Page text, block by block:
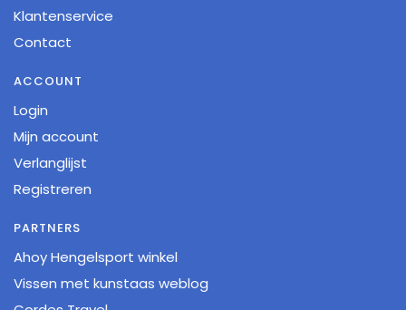
Klantenservice
Contact
ACCOUNT
Login
Mijn account
Verlanglijst
Registreren
PARTNERS
Ahoy Hengelsport winkel
Vissen met kunstaas weblog